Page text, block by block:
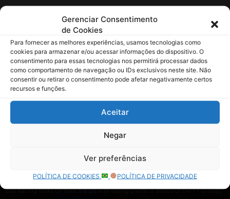
Gerenciar Consentimento
de Cookies
Para fornecer as melhores experiências, usamos tecnologias como
cookies para armazenar e/ou acessar informações do dispositivo. O
consentimento para essas tecnologias nos permitirá processar dados
como comportamento de navegação ou IDs exclusivos neste site. Não
consentir ou retirar o consentimento pode afetar negativamente certos
recursos e funções.
Aceitar
Negar
Ver preferências
POLÍTICA DE COOKIES POLÍTICA DE PRIVACIDADE